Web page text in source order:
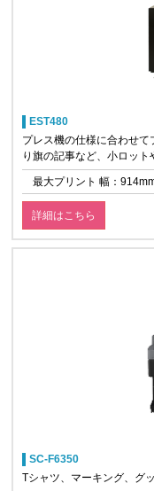
EST480
プレス機の仕様に合わせ
り旗の記事など、小ロット
最大プリント 幅：
詳細はこちら
SC-F6350
Tシャツ、マーキング、グ